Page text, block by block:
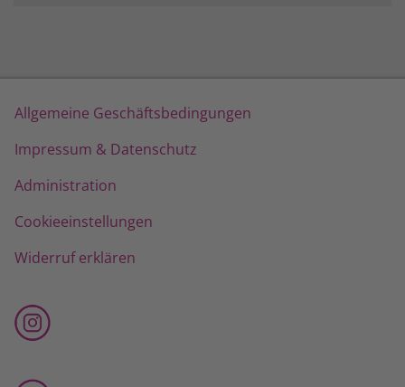
Allgemeine Geschäftsbedingungen
Impressum & Datenschutz
Administration
Cookieeinstellungen
Widerruf erklären